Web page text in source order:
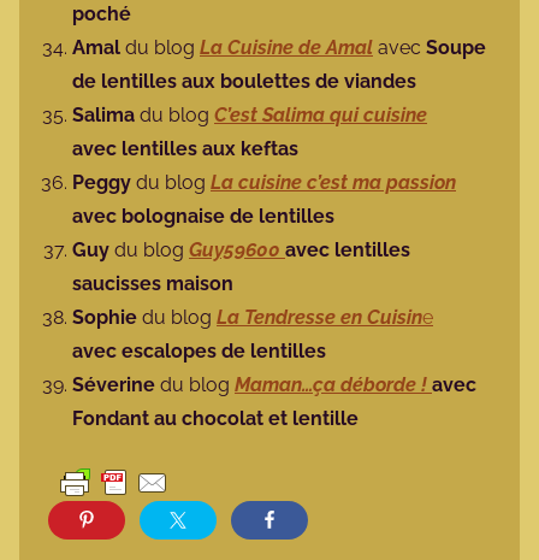
poché
Amal du blog La Cuisine de Amal avec Soupe
de lentilles aux boulettes de viandes
Salima du blog C’est Salima qui cuisine
avec lentilles aux keftas
Peggy du blog La cuisine c’est ma passion
avec bolognaise de lentilles
Guy du blog Guy59600 avec lentilles
saucisses maison
Sophie du blog La Tendresse en Cuisine
avec escalopes de lentilles
Séverine du blog Maman…ça déborde ! avec
Fondant au chocolat et lentille